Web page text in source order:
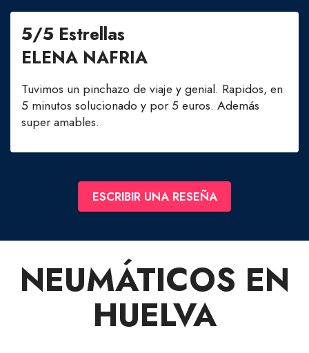
5/5 Estrellas
ELENA NAFRIA
Tuvimos un pinchazo de viaje y genial. Rapidos, en
5 minutos solucionado y por 5 euros. Además
super amables.
ESCRIBIR UNA RESEÑA
NEUMÁTICOS EN
HUELVA